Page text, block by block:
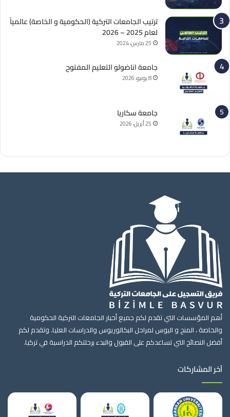
ترتيب الجامعات التركية (الحكومية و الخاصة) عالمياً
لعام 2025 – 2026
25 مارس، 2024
جامعة اناضولو التعليم المفتوح
8 يونيو، 2026
جامعة سكاريا
25 أبريل، 2026
أهم المؤسسات التي تقدم لكم جميع أخبار الجامعات التركية الحكومية
والخاصة ، المنح و اليوس لمراحل البكالوريوس والدراسات العليا. وتقدم لكم
أفضل النصائح التي تساعدكم على القبول والبدء برحلتكم الدراسية في تركيا.
آخر المشاركات